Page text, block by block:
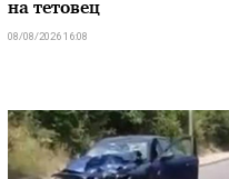
на тетовец
08/08/2026 16:08